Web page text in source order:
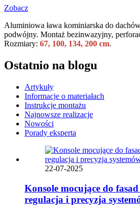
Zobacz
Aluminiowa ława kominiarska do
podwójny. Montaż bezinwazyjny,
Rozmiary: 67, 100, 134, 200 cm.
Ostatnio na blogu
Artykuły
Informacje o materiałach
Instrukcje montażu
Najnowsze realizacje
Nowości
Porady eksperta
22-07-2025
Konsole mocujące do
regulacja i precyzja